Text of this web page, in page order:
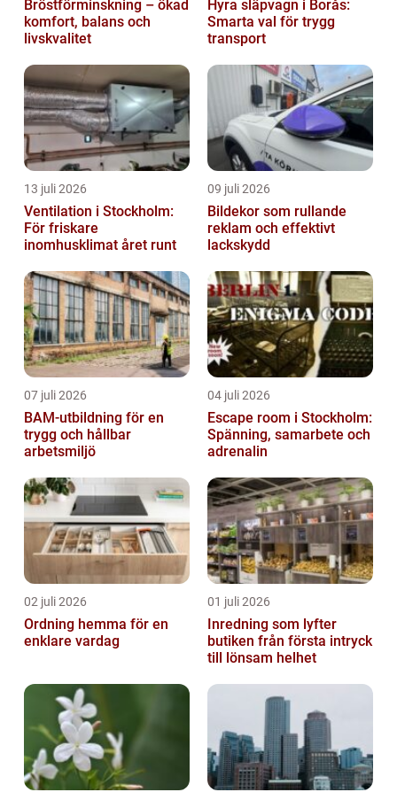
Bröstförminskning – ökad
komfort, balans och
livskvalitet
Hyra släpvagn i Borås:
Smarta val för trygg
transport
13 juli 2026
Ventilation i Stockholm:
För friskare
inomhusklimat året runt
09 juli 2026
Bildekor som rullande
reklam och effektivt
lackskydd
07 juli 2026
BAM-utbildning för en
trygg och hållbar
arbetsmiljö
04 juli 2026
Escape room i Stockholm:
Spänning, samarbete och
adrenalin
02 juli 2026
Ordning hemma för en
enklare vardag
01 juli 2026
Inredning som lyfter
butiken från första intryck
till lönsam helhet